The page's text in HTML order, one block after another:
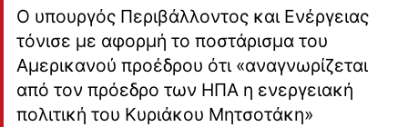
Ο υπουργός Περιβάλλοντος και Ενέργειας
τόνισε με αφορμή το ποστάρισμα του
Αμερικανού προέδρου ότι «αναγνωρίζεται
από τον πρόεδρο των ΗΠΑ η ενεργειακή
πολιτική του Κυριάκου Μητσοτάκη»